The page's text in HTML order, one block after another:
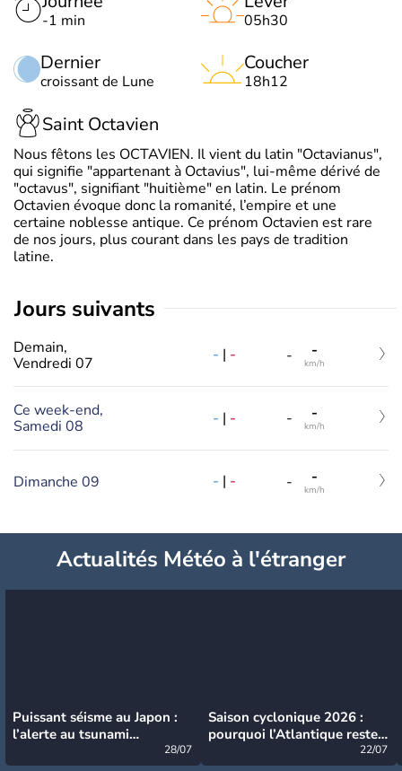
-1 min
Dernier
croissant de Lune
05h30
Coucher
18h12
Saint Octavien
Nous fêtons les OCTAVIEN. Il vient du latin "Octavianus",
qui signifie "appartenant à Octavius", lui-même dérivé de
"octavus", signifiant "huitième" en latin. Le prénom
Octavien évoque donc la romanité, l’empire et une
certaine noblesse antique. Ce prénom Octavien est rare
de nos jours, plus courant dans les pays de tradition
latine.
jours suivants
Demain,
Vendredi 07
- | - - -
km/h
Ce week-end,
Samedi 08
- | - - -
km/h
Dimanche 09 - | - - -
km/h
Actualités Météo à l'étranger
Puissant séisme au Japon :
l’alerte au tsunami
28/07
Saison cyclonique 2026 :
pourquoi l’Atlantique reste
22/07